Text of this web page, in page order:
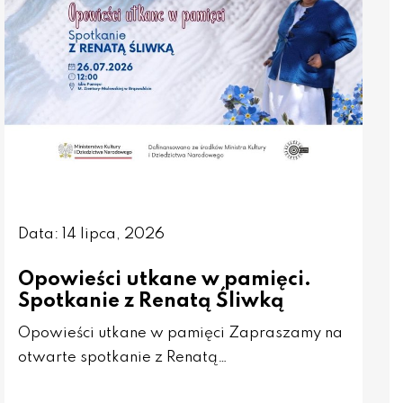
Data: 14 lipca, 2026
Opowieści utkane w pamięci.
Spotkanie z Renatą Śliwką
Opowieści utkane w pamięci Zapraszamy na
otwarte spotkanie z Renatą…